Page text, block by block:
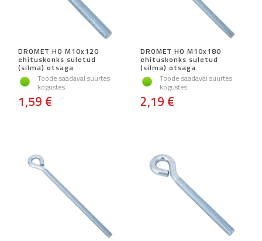
DROMET HO M10x120
ehituskonks suletud
(silma) otsaga
Toode saadaval suurtes
kogustes
1,59 €
DROMET HO M10x180
ehituskonks suletud
(silma) otsaga
Toode saadaval suurtes
kogustes
2,19 €